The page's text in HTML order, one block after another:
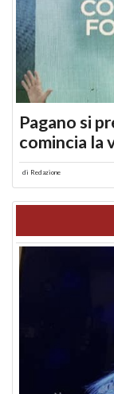
Pagano si
comincia la
di Redazione